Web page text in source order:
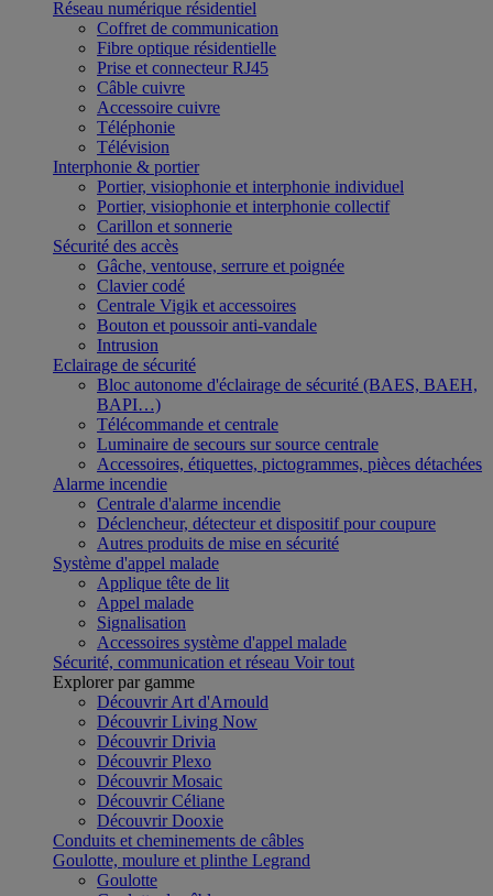
Réseau numérique résidentiel
Coffret de communication
Fibre optique résidentielle
Prise et connecteur RJ45
Câble cuivre
Accessoire cuivre
Téléphonie
Télévision
Interphonie & portier
Portier, visiophonie et interphonie individuel
Portier, visiophonie et interphonie collectif
Carillon et sonnerie
Sécurité des accès
Gâche, ventouse, serrure et poignée
Clavier codé
Centrale Vigik et accessoires
Bouton et poussoir anti-vandale
Intrusion
Eclairage de sécurité
Bloc autonome d'éclairage de sécurité (BAES, BAEH,
BAPI…)
Télécommande et centrale
Luminaire de secours sur source centrale
Accessoires, étiquettes, pictogrammes, pièces détachées
Alarme incendie
Centrale d'alarme incendie
Déclencheur, détecteur et dispositif pour coupure
Autres produits de mise en sécurité
Système d'appel malade
Applique tête de lit
Appel malade
Signalisation
Accessoires système d'appel malade
Sécurité, communication et réseau Voir tout
Explorer par gamme
Découvrir Art d'Arnould
Découvrir Living Now
Découvrir Drivia
Découvrir Plexo
Découvrir Mosaic
Découvrir Céliane
Découvrir Dooxie
Conduits et cheminements de câbles
Goulotte, moulure et plinthe Legrand
Goulotte